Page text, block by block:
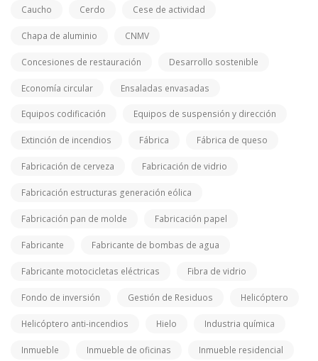
Caucho Cerdo Cese de actividad
Chapa de aluminio CNMV
Concesiones de restauración Desarrollo sostenible
Economía circular Ensaladas envasadas
Equipos codificación Equipos de suspensión y dirección
Extinción de incendios Fábrica Fábrica de queso
Fabricación de cerveza Fabricación de vidrio
Fabricación estructuras generación eólica
Fabricación pan de molde Fabricación papel
Fabricante Fabricante de bombas de agua
Fabricante motocicletas eléctricas Fibra de vidrio
Fondo de inversión Gestión de Residuos Helicóptero
Helicóptero anti-incendios Hielo Industria química
Inmueble Inmueble de oficinas Inmueble residencial